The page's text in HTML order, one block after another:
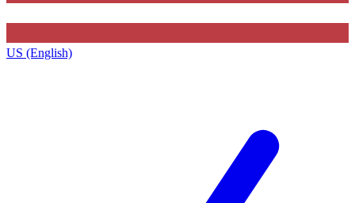
US (English)